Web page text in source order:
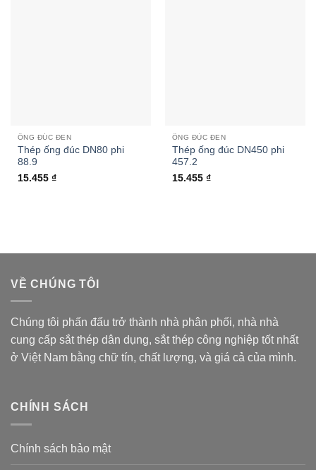
ỐNG ĐÚC ĐEN
Thép ống đúc DN80 phi
88.9
15.455 ₫
ỐNG ĐÚC ĐEN
Thép ống đúc DN450 phi
457.2
15.455 ₫
VỀ CHÚNG TÔI
Chúng tôi phấn đấu trở thành nhà phân phối, nhà nhà
cung cấp sắt thép dân dụng, sắt thép công nghiệp tốt nhất
ở Việt Nam bằng chữ tín, chất lượng, và giá cả của mình.
CHÍNH SÁCH
Chính sách bảo mật